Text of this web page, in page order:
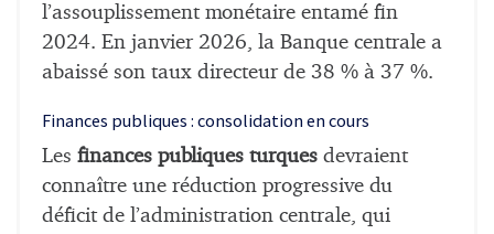
l’assouplissement monétaire entamé fin
2024. En janvier 2026, la Banque centrale a
abaissé son taux directeur de 38 % à 37 %.
Finances publiques : consolidation en cours
Les finances publiques turques devraient
connaître une réduction progressive du
déficit de l’administration centrale, qui